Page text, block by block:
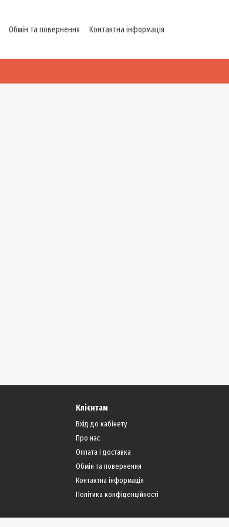
Обмін та повернення
Контактна інформація
Клієнтам
Вхід до кабінету
Про нас
Оплата і доставка
Обмін та повернення
Контактна інформація
Політика конфіденційності